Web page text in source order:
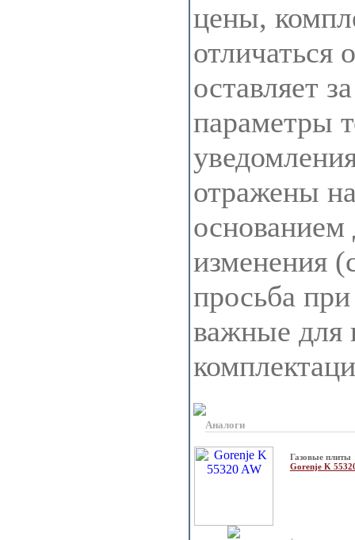
цены,
отличаться
оставляет
параметры
отражены
основанием
изменения
просьба
важные для
Аналоги
Газовые плиты
Gorenje K